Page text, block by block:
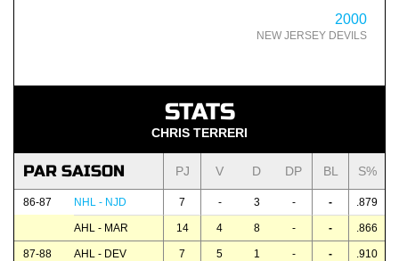
2000
NEW JERSEY DEVILS
STATS
CHRIS TERRERI
PAR SAISON PJ V D DP BL S%
86-87 NHL - NJD 7 - 3 - - .879
AHL - MAR 14 4 8 - - .866
87-88 AHL - DEV 7 5 1 - - .910